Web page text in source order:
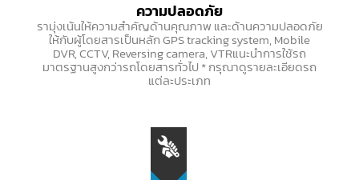
ความปลอดภัย
รามุ่งเน้นให้ความสำคัญด้านคุณภาพ และด้านความปลอดภัย
ให้กับผู้โดยสารเป็นหลัก GPS tracking system, Mobile
DVR, CCTV, Reversing camera, VTRแนะนำการใช้รถ
มาตรฐานสูงกว่ารถโดยสารทั่วไป * กรุณาดูรายละเอียดรถ
แต่ละประเภท